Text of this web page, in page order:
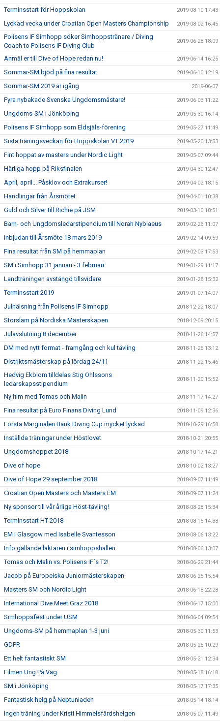
Terminsstart för Hoppskolan 2019-08-10 17:43
Lyckad vecka under Croatian Open Masters Championship 2019-08-02 16:45
Polisens IF Simhopp söker Simhoppstränare / Diving
Coach to Polisens IF Diving Club
2019-06-28 18:09
Anmäl er till Dive of Hope redan nu! 2019-06-14 16:25
Sommar-SM bjöd på fina resultat 2019-06-10 12:19
Sommar-SM 2019 är igång 2019-06-07
Fyra nybakade Svenska Ungdomsmästare! 2019-06-03 11:22
Ungdoms-SM i Jönköping 2019-05-30 16:14
Polisens IF Simhopp som Eldsjäls-förening 2019-05-27 11:49
Sista träningsveckan för Hoppskolan VT 2019 2019-05-20 13:53
Fint hoppat av masters under Nordic Light 2019-05-07 09:44
Härliga hopp på Riksfinalen 2019-04-30 12:47
April, april... Påsklov och Extrakurser! 2019-04-02 18:15
Handlingar från Årsmötet 2019-04-01 10:38
Guld och Silver till Richie på JSM 2019-03-10 18:51
Barn- och Ungdomsledarstipendium till Norah Nyblaeus 2019-02-26 11:07
Inbjudan till Årsmöte 18 mars 2019 2019-02-14 09:59
Fina resultat från SM på hemmaplan 2019-02-03 17:53
SM i Simhopp 31 januari - 3 februari 2019-01-29 11:17
Landträningen avstängd tillsvidare 2019-01-28 15:32
Terminsstart 2019 2019-01-07 14:07
Julhälsning från Polisens IF Simhopp 2018-12-22 18:07
Storslam på Nordiska Mästerskapen 2018-12-09 20:15
Julavslutning 8 december 2018-11-26 14:57
DM med nytt format - framgång och kul tävling 2018-11-26 13:12
Distriktsmästerskap på lördag 24/11 2018-11-22 15:46
Hedvig Ekblom tilldelas Stig Ohlssons
ledarskapsstipendium
2018-11-20 15:52
Ny film med Tomas och Malin 2018-11-17 14:27
Fina resultat på Euro Finans Diving Lund 2018-11-09 12:36
Första Marginalen Bank Diving Cup mycket lyckad 2018-10-29 16:58
Inställda träningar under Höstlovet 2018-10-21 20:55
Ungdomshoppet 2018 2018-10-17 14:21
Dive of hope 2018-10-02 13:27
Dive of Hope 29 september 2018 2018-09-07 11:49
Croatian Open Masters och Masters EM 2018-09-07 11:24
Ny sponsor till vår årliga Höst-tävling! 2018-08-28 15:34
Terminsstart HT 2018 2018-08-15 14:38
EM i Glasgow med Isabelle Svantesson 2018-08-06 13:22
Info gällande läktaren i simhoppshallen 2018-08-06 13:07
Tomas och Malin vs. Polisens IF´s T2! 2018-06-29 21:44
Jacob på Europeiska Juniormästerskapen 2018-06-25 15:54
Masters SM och Nordic Light 2018-06-18 22:28
International Dive Meet Graz 2018 2018-06-17 15:00
Simhoppsfest under USM 2018-06-04 09:54
Ungdoms-SM på hemmaplan 1-3 juni 2018-05-30 11:53
GDPR 2018-05-25 10:29
Ett helt fantastiskt SM 2018-05-21 12:34
Filmen Ung På Väg 2018-05-18 16:18
SM i Jönköping 2018-05-17 17:35
Fantastisk helg på Neptuniaden 2018-05-14 18:14
Ingen träning under Kristi Himmelsfärdshelgen 2018-05-07 11:49